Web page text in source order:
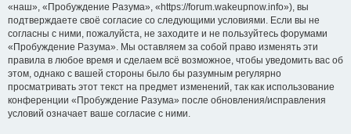
«наш», «Пробуждение Разума», «https://forum.wakeupnow.info»), вы
подтверждаете своё согласие со следующими условиями. Если вы не
согласны с ними, пожалуйста, не заходите и не пользуйтесь форумами
«Пробуждение Разума». Мы оставляем за собой право изменять эти
правила в любое время и сделаем всё возможное, чтобы уведомить вас об
этом, однако с вашей стороны было бы разумным регулярно
просматривать этот текст на предмет изменений, так как использование
конференции «Пробуждение Разума» после обновления/исправления
условий означает ваше согласие с ними.